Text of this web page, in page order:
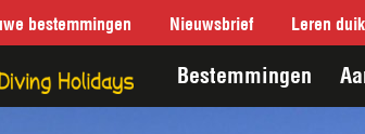
bestemmingen Nieuwsbrief Leren
Bestemmingen